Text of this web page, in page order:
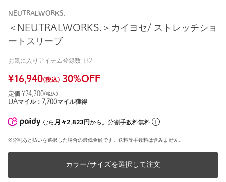
NEUTRALWORKS.
＜NEUTRALWORKS.＞カイヨセ/ ストレッチショ
ートスリーブ
お気に入りアイテム登録数 132
¥16,940(税込) 30%OFF
定価 ¥24,200(税込)
UAマイル： 7,700マイル獲得
なら 月々2,823円から。分割手数料無料
※分割あと払いを選択した場合の最低金額です。送料等手数料は含みません。
カラー/サイズを選択して注文